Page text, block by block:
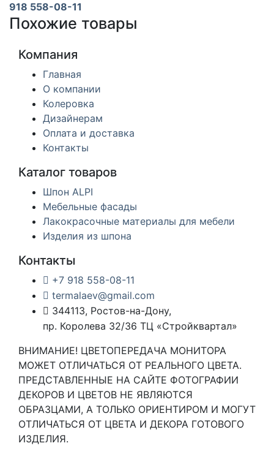
918 558-08-11
Похожие товары
Компания
Главная
О компании
Колеровка
Дизайнерам
Оплата и доставка
Контакты
Каталог товаров
Шпон ALPI
Мебельные фасады
Лакокрасочные материалы для мебели
Изделия из шпона
Контакты
+7 918 558-08-11
termalaev@gmail.com
344113, Ростов-на-Дону,
пр. Королева 32/36 ТЦ «Стройквартал»
ВНИМАНИЕ! ЦВЕТОПЕРЕДАЧА МОНИТОРА
МОЖЕТ ОТЛИЧАТЬСЯ ОТ РЕАЛЬНОГО ЦВЕТА.
ПРЕДСТАВЛЕННЫЕ НА САЙТЕ ФОТОГРАФИИ
ДЕКОРОВ И ЦВЕТОВ НЕ ЯВЛЯЮТСЯ
ОБРАЗЦАМИ, А ТОЛЬКО ОРИЕНТИРОМ И МОГУТ
ОТЛИЧАТЬСЯ ОТ ЦВЕТА И ДЕКОРА ГОТОВОГО
ИЗДЕЛИЯ.